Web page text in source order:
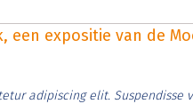
een expositie van de
adipiscing elit.